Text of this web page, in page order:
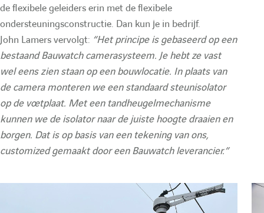
de flexibele geleiders erin met de flexibele
ondersteuningsconstructie. Dan kun je in bedrijf.
John Lamers vervolgt: “Het principe is gebaseerd op een
bestaand Bauwatch camerasysteem. Je hebt ze vast
wel eens zien staan op een bouwlocatie. In plaats van
de camera monteren we een standaard steunisolator
op de voetplaat. Met een tandheugelmechanisme
kunnen we de isolator naar de juiste hoogte draaien en
borgen. Dat is op basis van een tekening van ons,
customized gemaakt door een Bauwatch leverancier.”